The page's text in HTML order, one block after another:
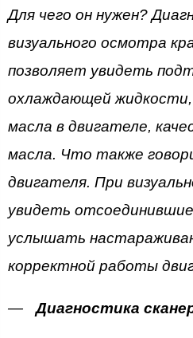
Для чего он нужен?
визуального осмотра
позволяет увидеть
охлаждающей
масла в двигателе,
масла. Что также
двигателя. При
увидеть
услышать
корректной работы
Диагностика